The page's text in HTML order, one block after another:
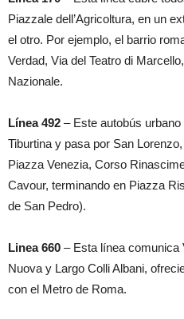
Piazzale dell’Agricoltura, en un
el otro. Por ejemplo, el barrio
Verdad, Via del Teatro di
Nazionale.
Línea 492 – Este autobús
Tiburtina y pasa por San
Piazza Venezia, Corso
Cavour, terminando en Piazza
de San Pedro).
Linea 660 – Esta línea comunica
Nuova y Largo Colli Albani,
con el Metro de Roma.